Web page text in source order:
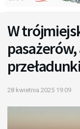
W
przeładunki
28 kwietnia 2025 19:09